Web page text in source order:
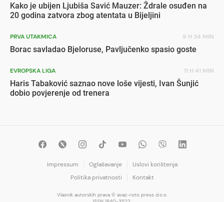
Kako je ubijen Ljubiša Savić Mauzer: Ždrale osuđen na
20 godina zatvora zbog atentata u Bijeljini
PRVA UTAKMICA 9 H 34 MIN
Borac savladao Bjeloruse, Pavljučenko spasio goste
EVROPSKA LIGA 11 H 41 MIN
Haris Tabaković saznao nove loše vijesti, Ivan Šunjić
dobio povjerenje od trenera
Impressum Oglašavanje
Uslovi korištenja
Politika privatnosti
Kontakt
Vlasnik autorskih prava © avaz-roto press d.o.o.